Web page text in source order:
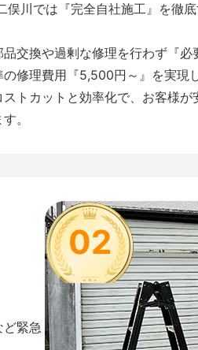
俣川では『完全自社施工』を徹
交換や過剰な修理を行わず『
修理費用『5,500円～』を実現
ストカットと効率化で、お客様
。
02
ど緊急